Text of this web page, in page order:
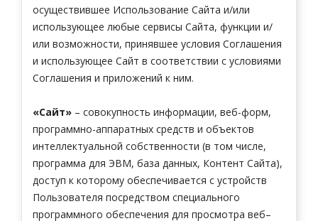
осуществившее Использование Сайта и/или
использующее любые сервисы Сайта, функции и/
или возможности, принявшее условия Соглашения
и использующее Сайт в соответствии с условиями
Соглашения и приложений к ним.
«Сайт» – совокупность информации, веб-форм,
программно-аппаратных средств и объектов
интеллектуальной собственности (в том числе,
программа для ЭВМ, база данных, Контент Сайта),
доступ к которому обеспечивается с устройств
Пользователя посредством специального
программного обеспечения для просмотра веб–